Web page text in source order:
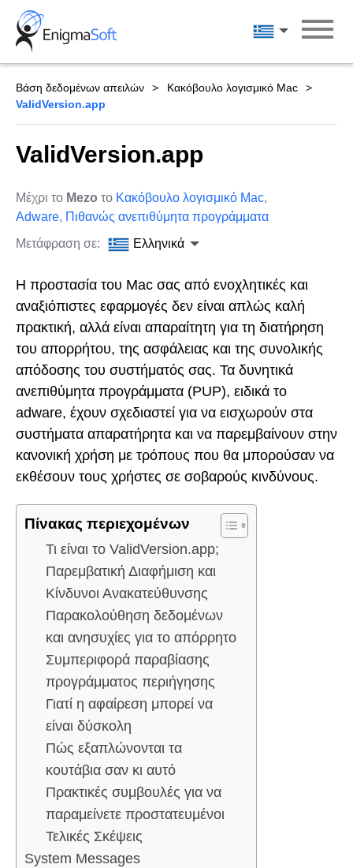
Skip
content
Ελληνικά
Βάση δεδομένων απειλών
Κακόβουλο λογισμικό Mac
ValidVersion.app
ValidVersion.app
Μέχρι το Mezo το Κακόβουλο λογισμικό Mac,
Adware, Πιθανώς ανεπιθύμητα προγράμματα
Μετάφραση σε:
Ελληνικά
Η προστασία του Mac σας από ενοχλητικές και
αναξιόπιστες εφαρμογές δεν είναι απλώς καλή
πρακτική, αλλά είναι απαραίτητη για τη διατήρηση
του απορρήτου, της ασφάλειας και της συνολικής
απόδοσης του συστήματός σας. Τα δυνητικά
ανεπιθύμητα προγράμματα (PUP), ειδικά το
adware, έχουν σχεδιαστεί για να εισχωρούν στα
συστήματα απαρατήρητα και να παρεμβαίνουν στην
κανονική χρήση με τρόπους που θα μπορούσαν να
εκθέσουν τους χρήστες σε σοβαρούς κινδύνους.
Πίνακας περιεχομένων
Τι είναι το ValidVersion.app;
Παρεμβατική Διαφήμιση και
Κίνδυνοι Ανακατεύθυνσης
Παρακολούθηση δεδομένων
και ανησυχίες για το απόρρητο
Συμπεριφορά παραβίασης
προγράμματος περιήγησης
Γιατί η αφαίρεση μπορεί να
είναι δύσκολη
Πώς εξαπλώνονται τα
κουτάβια σαν κι αυτό
Πρακτικές συμβουλές για να
παραμείνετε προστατευμένοι
Τελικές Σκέψεις
System Messages